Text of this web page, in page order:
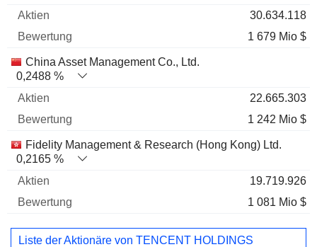
30.634.118
1 679 Mio $
China Asset Management Co., Ltd.
0,2488 %
22.665.303
1 242 Mio $
Fidelity Management & Research (Hong Kong) Ltd.
0,2165 %
19.719.926
1 081 Mio $
Liste der Aktionäre von TENCENT HOLDINGS